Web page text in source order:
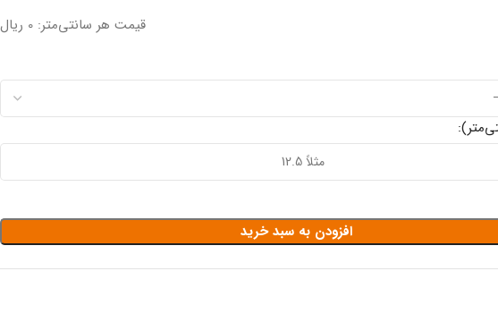
قیمت هر سانتی‌متر: 0 ریال
افزودن به سبد خرید